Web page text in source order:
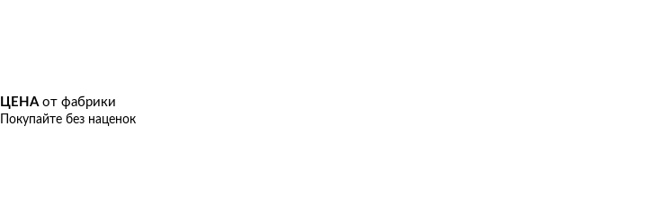
ЦЕНА от фабрики
Покупайте без наценок